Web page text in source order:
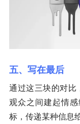
五、写在最后
通过这三块的对比
观众之间建起情
标，传递某种信息